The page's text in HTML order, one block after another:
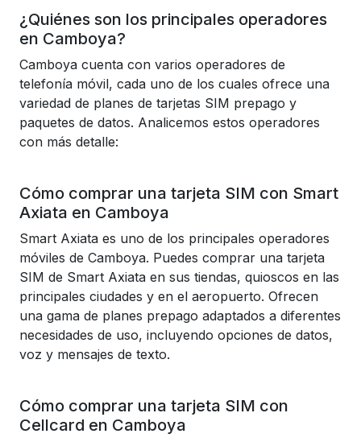
¿Quiénes son los principales operadores
en Camboya?
Camboya cuenta con varios operadores de
telefonía móvil, cada uno de los cuales ofrece una
variedad de planes de tarjetas SIM prepago y
paquetes de datos. Analicemos estos operadores
con más detalle:
Cómo comprar una tarjeta SIM con Smart
Axiata en Camboya
Smart Axiata es uno de los principales operadores
móviles de Camboya. Puedes comprar una tarjeta
SIM de Smart Axiata en sus tiendas, quioscos en las
principales ciudades y en el aeropuerto. Ofrecen
una gama de planes prepago adaptados a diferentes
necesidades de uso, incluyendo opciones de datos,
voz y mensajes de texto.
Cómo comprar una tarjeta SIM con
Cellcard en Camboya